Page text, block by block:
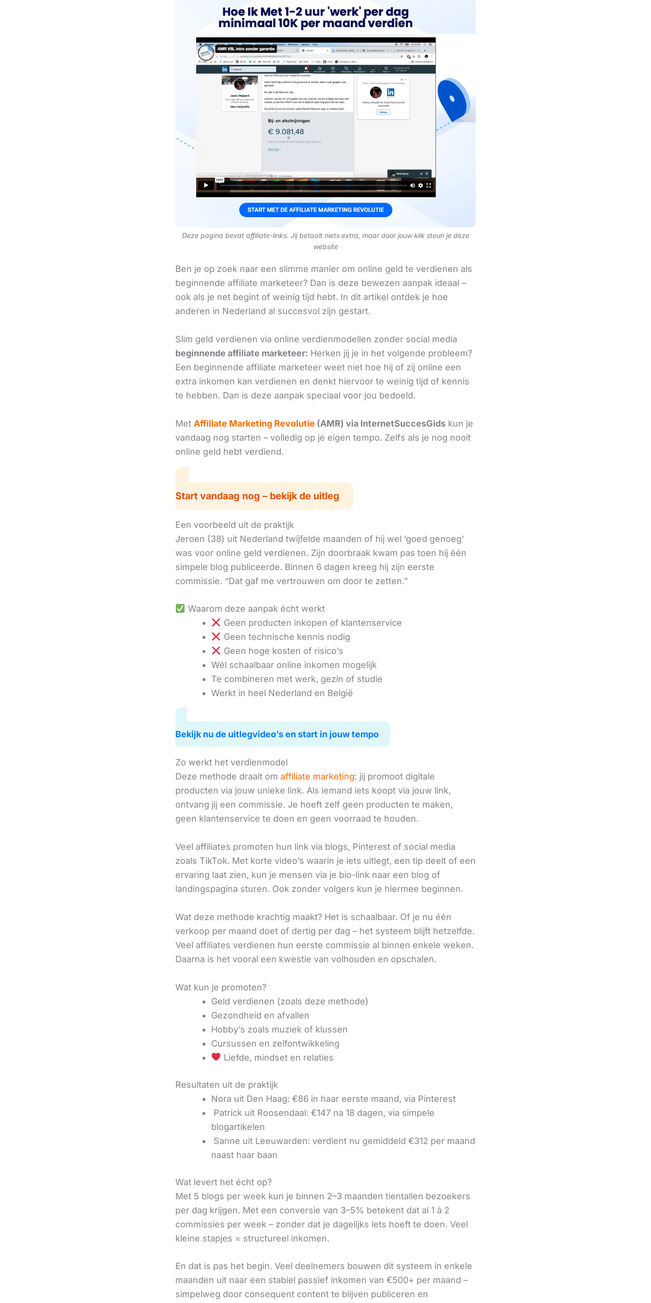
Deze pagina bevat affiliate-links. Jij betaalt niets extra, maar door jouw klik steun je deze
website
Ben je op zoek naar een slimme manier om online geld te verdienen als
beginnende affiliate marketeer? Dan is deze bewezen aanpak ideaal –
ook als je net begint of weinig tijd hebt. In dit artikel ontdek je hoe
anderen in Nederland al succesvol zijn gestart.
Slim geld verdienen via online verdienmodellen zonder social media
beginnende affiliate marketeer: Herken jij je in het volgende probleem?
Een beginnende affiliate marketeer weet niet hoe hij of zij online een
extra inkomen kan verdienen en denkt hiervoor te weinig tijd of kennis
te hebben. Dan is deze aanpak speciaal voor jou bedoeld.
Met Affiliate Marketing Revolutie (AMR) via InternetSuccesGids kun je
vandaag nog starten – volledig op je eigen tempo. Zelfs als je nog nooit
online geld hebt verdiend.
Start vandaag nog – bekijk de uitleg
Een voorbeeld uit de praktijk
Jeroen (38) uit Nederland twijfelde maanden of hij wel ‘goed genoeg’
was voor online geld verdienen. Zijn doorbraak kwam pas toen hij één
simpele blog publiceerde. Binnen 6 dagen kreeg hij zijn eerste
commissie. “Dat gaf me vertrouwen om door te zetten.”
Waarom deze aanpak écht werkt
Geen producten inkopen of klantenservice
Geen technische kennis nodig
Geen hoge kosten of risico’s
Wél schaalbaar online inkomen mogelijk
Te combineren met werk, gezin of studie
Werkt in heel Nederland en België
Bekijk nu de uitlegvideo’s en start in jouw tempo
Zo werkt het verdienmodel
Deze methode draait om affiliate marketing: jij promoot digitale
producten via jouw unieke link. Als iemand iets koopt via jouw link,
ontvang jij een commissie. Je hoeft zelf geen producten te maken,
geen klantenservice te doen en geen voorraad te houden.
Veel affiliates promoten hun link via blogs, Pinterest of social media
zoals TikTok. Met korte video’s waarin je iets uitlegt, een tip deelt of een
ervaring laat zien, kun je mensen via je bio-link naar een blog of
landingspagina sturen. Ook zonder volgers kun je hiermee beginnen.
Wat deze methode krachtig maakt? Het is schaalbaar. Of je nu één
verkoop per maand doet of dertig per dag – het systeem blijft hetzelfde.
Veel affiliates verdienen hun eerste commissie al binnen enkele weken.
Daarna is het vooral een kwestie van volhouden en opschalen.
Wat kun je promoten?
Geld verdienen (zoals deze methode)
Gezondheid en afvallen
Hobby’s zoals muziek of klussen
Cursussen en zelfontwikkeling
Liefde, mindset en relaties
Resultaten uit de praktijk
Nora uit Den Haag: €86 in haar eerste maand, via Pinterest
‍ Patrick uit Roosendaal: €147 na 18 dagen, via simpele
blogartikelen
‍ Sanne uit Leeuwarden: verdient nu gemiddeld €312 per maand
naast haar baan
Wat levert het écht op?
Met 5 blogs per week kun je binnen 2–3 maanden tientallen bezoekers
per dag krijgen. Met een conversie van 3–5% betekent dat al 1 à 2
commissies per week – zonder dat je dagelijks iets hoeft te doen. Veel
kleine stapjes = structureel inkomen.
En dat is pas het begin. Veel deelnemers bouwen dit systeem in enkele
maanden uit naar een stabiel passief inkomen van €500+ per maand –
simpelweg door consequent content te blijven publiceren en